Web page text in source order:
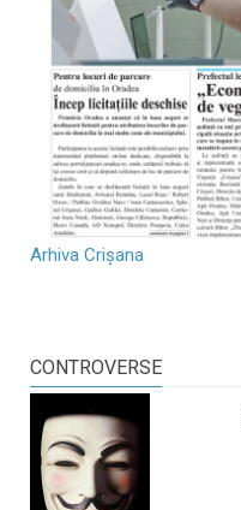
Arhiva Crișana
CONTROVERSE